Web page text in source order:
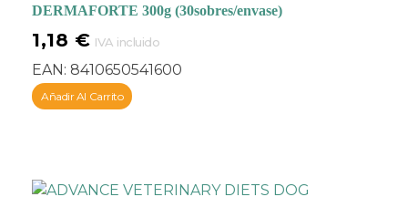
asociadas con alergias
DERMAFORTE 300g (30sobres/envase)
1,18 € IVA incluido
EAN: 8410650541600
Añadir Al Carrito